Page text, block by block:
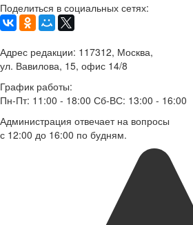
Поделиться в социальных сетях:
Адрес редакции: 117312, Москва,
ул. Вавилова, 15, офис 14/8
График работы:
Пн-Пт: 11:00 - 18:00 Сб-ВС: 13:00 - 16:00
Администрация отвечает на вопросы
с 12:00 до 16:00 по будням.